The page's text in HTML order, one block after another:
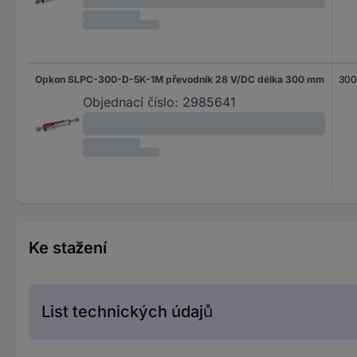
Opkon SLPC-300-D-5K-1M převodník 28 V/DC délka 300 mm
Objednací číslo: 2985641
Ke stažení
List technických údajů